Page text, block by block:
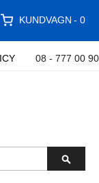
08 - 777 00 90
KUNDVAGN 0